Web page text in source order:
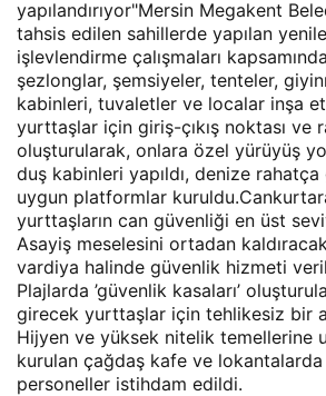
yapılandırıyor"Mersin Megakent
tahsis edilen sahillerde yapılan
işlevlendirme çalışmaları
şezlonglar, şemsiyeler, tenteler,
kabinleri, tuvaletler ve localar inşa
yurttaşlar için giriş-çıkış noktası ve
oluşturularak, onlara özel yürüyüş
duş kabinleri yapıldı, denize
uygun platformlar
yurttaşların can güvenliği en üst
Asayiş meselesini ortadan
vardiya halinde güvenlik hizmeti
Plajlarda ’güvenlik kasaları’
girecek yurttaşlar için tehlikesiz bir
Hijyen ve yüksek nitelik temellerine
kurulan çağdaş kafe ve
personeller istihdam edildi.